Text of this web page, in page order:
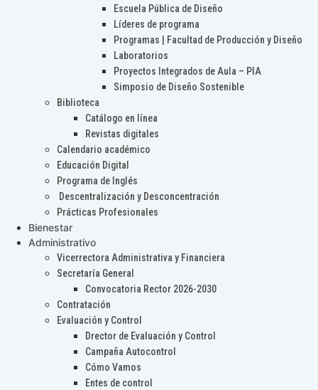
Escuela Pública de Diseño
Líderes de programa
Programas | Facultad de Producción y Diseño
Laboratorios
Proyectos Integrados de Aula – PIA
Simposio de Diseño Sostenible
Biblioteca
Catálogo en línea
Revistas digitales
Calendario académico
Educación Digital
Programa de Inglés
Descentralización y Desconcentración
Prácticas Profesionales
Bienestar
Administrativo
Vicerrectora Administrativa y Financiera
Secretaría General
Convocatoria Rector 2026-2030
Contratación
Evaluación y Control
Drector de Evaluación y Control
Campaña Autocontrol
Cómo Vamos
Entes de control